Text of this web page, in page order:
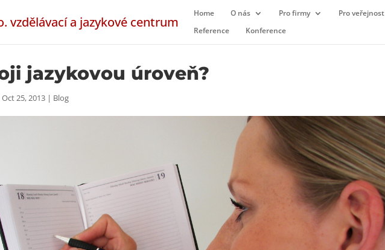
Home O nás Pro firmy Pro veřejnost
Reference
Konference
jazykovou úroveň?
Oct 25, 2013 | Blog